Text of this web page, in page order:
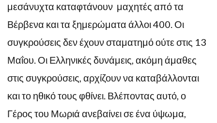
μεσάνυχτα καταφτάνουν μαχητές από τα
Βέρβενα και τα ξημερώματα άλλοι 400. Οι
συγκρούσεις δεν έχουν σταματημό ούτε στις 13
Μαΐου. Οι Ελληνικές δυνάμεις, ακόμη άμαθες
στις συγκρούσεις, αρχίζουν να καταβάλλονται
και το ηθικό τους φθίνει. Βλέποντας αυτό, ο
Γέρος του Μωριά ανεβαίνει σε ένα ύψωμα,